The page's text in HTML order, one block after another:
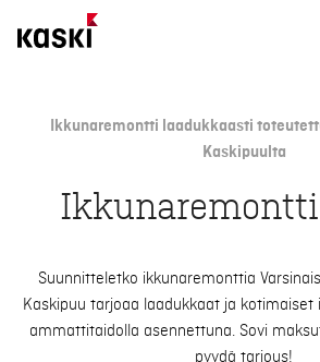
Ikkunaremontti laadukkaasti
Kaskipuulta
Suunnitteletko ikkunaremonttia
Kaskipuu tarjoaa laadukkaat ja kotimaiset
ammattitaidolla asennettuna. Sovi
pyydä tarjous!